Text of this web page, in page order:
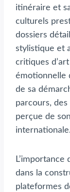
itinéraire et
culturels
dossiers
stylistique et
critiques
émotionnelle
de sa
parcours,
perçue de
internationale.
dans la
plateformes